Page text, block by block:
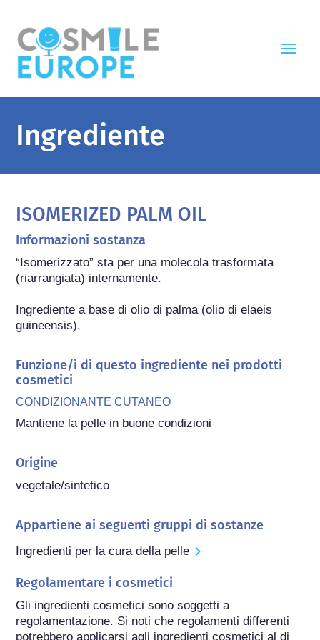
Ingrediente
ISOMERIZED PALM OIL
Informazioni sostanza
“Isomerizzato” sta per una molecola trasformata
(riarrangiata) internamente.
Ingrediente a base di olio di palma (olio di elaeis
guineensis).
Funzione/i di questo ingrediente nei prodotti
cosmetici
CONDIZIONANTE CUTANEO
Mantiene la pelle in buone condizioni
Origine
vegetale/sintetico
Appartiene ai seguenti gruppi di sostanze
Ingredienti per la cura della pelle
Regolamentare i cosmetici
Gli ingredienti cosmetici sono soggetti a
regolamentazione. Si noti che regolamenti differenti
potrebbero applicarsi agli ingredienti cosmetici al di